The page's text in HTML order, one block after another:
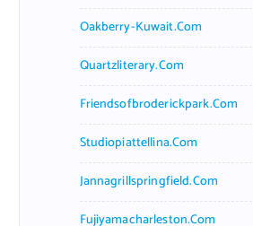
Oakberry-Kuwait.com
Quartzliterary.com
Friendsofbroderickpark.com
Studiopiattellina.com
Jannagrillspringfield.com
Fujiyamacharleston.com